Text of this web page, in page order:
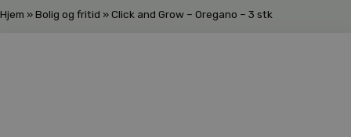
Hjem »Bolig og fritid »Click and Grow – Oregano – 3 stk